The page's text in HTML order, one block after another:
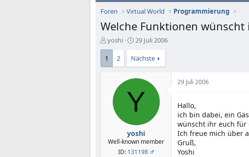
Foren Virtual World Programmierung
Welche Funktionen
E
r
s
t
yoshi
E
s
t
t
a
29 Juli 2006
1 2 Nächste
Y
yoshi
Well-known member
ID: 131198
29 Juli 2006
Hallo,
ich bin dabei, ein
wünscht ihr euch für
Ich freue mich über
Gruß,
Yoshi